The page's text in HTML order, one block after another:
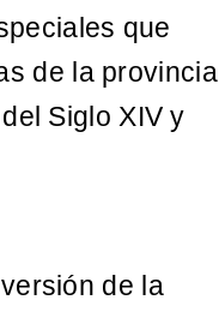
que
de la provincia
Siglo XIV y
de la